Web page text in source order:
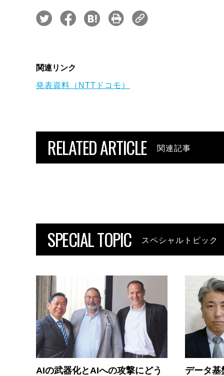
関連リンク
発表資料（NTTドコモ）
RELATED ARTICLE 関連記事
SPECIAL TOPIC スペシャルトピック
AIの武器化とAIへの攻撃にどう
データ基